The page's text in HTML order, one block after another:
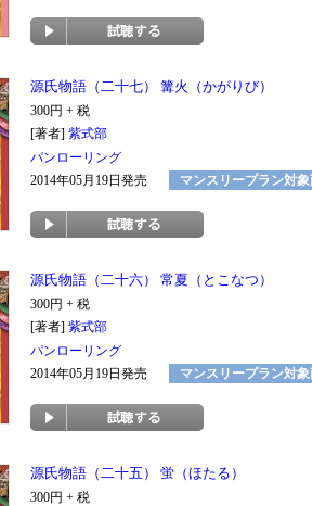
源氏物語（二十七） 篝火（かがりび）
300円 + 税
[著者] 紫式部
パンローリング
2014年05月19日発売
マンスリープラン対
源氏物語（二十六） 常夏（とこなつ）
300円 + 税
[著者] 紫式部
パンローリング
2014年05月19日発売
マンスリープラン対
源氏物語（二十五） 蛍（ほたる）
300円 + 税